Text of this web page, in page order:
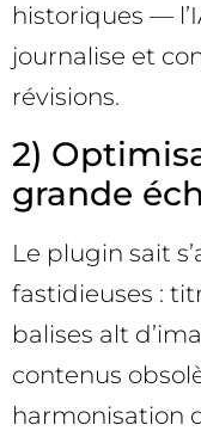
historiques —
journalise et
révisions.
2)
grande
Le plugin sait
fastidieuses :
balises alt
contenus
harmonisation